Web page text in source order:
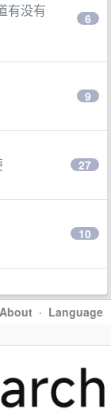
有没有
6
9
27
10
About · Language